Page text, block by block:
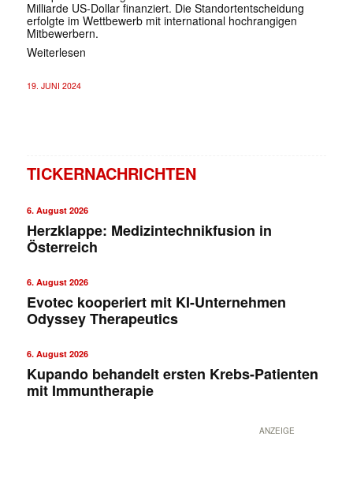
Milliarde US-Dollar finanziert. Die Standortentscheidung
erfolgte im Wettbewerb mit international hochrangigen
Mitbewerbern.
Weiterlesen
19. JUNI 2024
TICKERNACHRICHTEN
6. August 2026
Herzklappe: Medizintechnikfusion in
Österreich
6. August 2026
Evotec kooperiert mit KI-Unternehmen
Odyssey Therapeutics
6. August 2026
Kupando behandelt ersten Krebs-Patienten
mit Immuntherapie
ANZEIGE